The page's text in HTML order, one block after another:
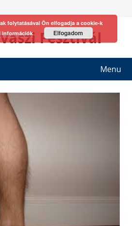
Fesztivál
Menu
folytatásával Ön elfogadja a cookie-k
információk Elfogadom